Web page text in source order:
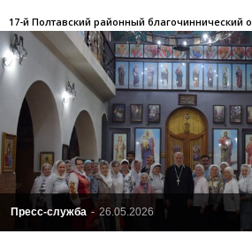
Пресс-служба - 26.05.2026
17-й Полтавский районный благочиннический